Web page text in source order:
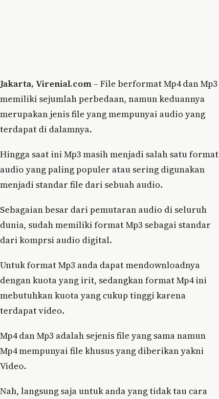
Jakarta, Virenial.com – File berformat Mp4 dan Mp3
memiliki sejumlah perbedaan, namun keduannya
merupakan jenis file yang mempunyai audio yang
terdapat di dalamnya.
Hingga saat ini Mp3 masih menjadi salah satu format
audio yang paling populer atau sering digunakan
menjadi standar file dari sebuah audio.
Sebagaian besar dari pemutaran audio di seluruh
dunia, sudah memiliki format Mp3 sebagai standar
dari komprsi audio digital.
Untuk format Mp3 anda dapat mendownloadnya
dengan kuota yang irit, sedangkan format Mp4 ini
mebutuhkan kuota yang cukup tinggi karena
terdapat video.
Mp4 dan Mp3 adalah sejenis file yang sama namun
Mp4 mempunyai file khusus yang diberikan yakni
Video.
Nah, langsung saja untuk anda yang tidak tau cara